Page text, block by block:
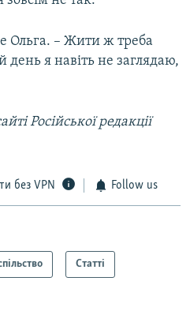
Ольга. – Жити ж треба
день я навіть не заглядаю,
Російської редакції
без VPN Follow us
Статті